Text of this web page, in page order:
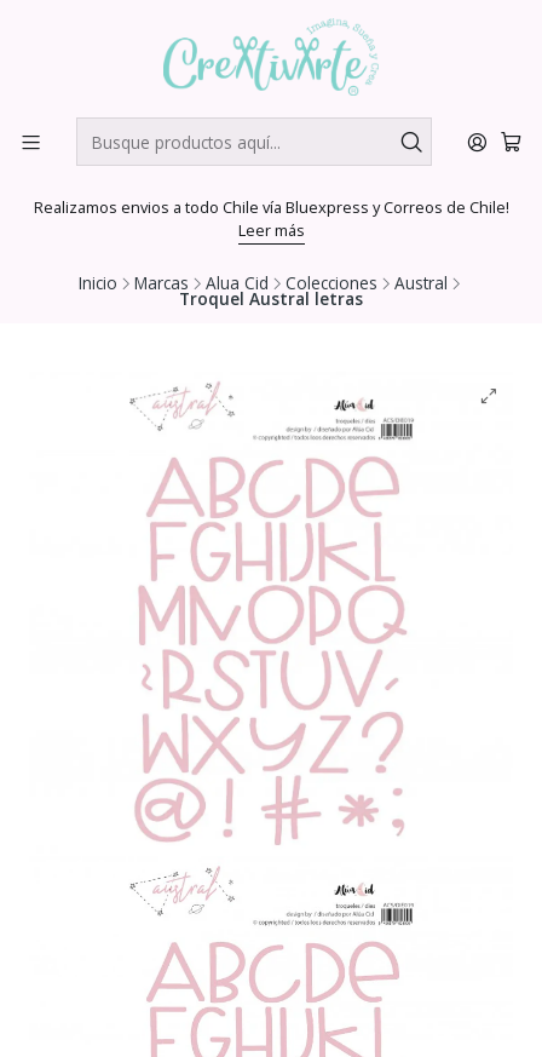
Realizamos envios a todo Chile vía Bluexpress y Correos de Chile!
Leer más
Inicio Marcas Alua Cid Colecciones Austral
Troquel Austral letras